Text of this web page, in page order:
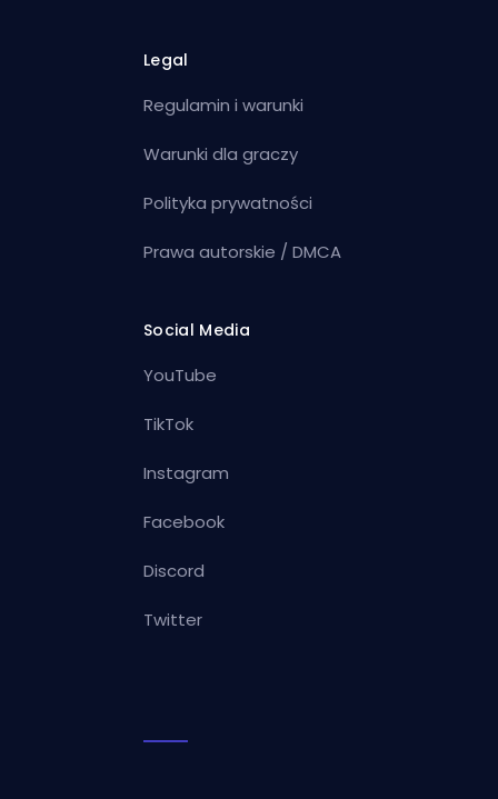
Legal
Regulamin i warunki
Warunki dla graczy
Polityka prywatności
Prawa autorskie / DMCA
Social Media
YouTube
TikTok
Instagram
Facebook
Discord
Twitter